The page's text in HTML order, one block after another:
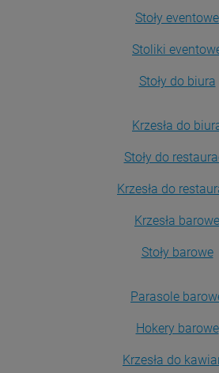
Stoły eventowe
Stoliki
Stoły do biura
Krzesła do
Stoły do
Krzesła do
Krzesła barowe
Stoły barowe
Parasole
Hokery barowe
Krzesła do